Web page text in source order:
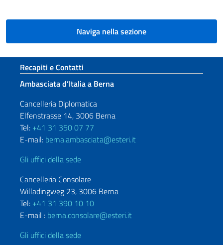
Naviga nella sezione
Sezione footer
Recapiti e Contatti
Ambasciata d’Italia a Berna
Cancelleria Diplomatica
Elfenstrasse 14, 3006 Berna
Tel: +41 31 350 07 77
E-mail: berna.ambasciata@esteri.it
Gli uffici della sede
Cancelleria Consolare
Willadingweg 23, 3006 Berna
Tel: +41 31 390 10 10
E-mail : berna.consolare@esteri.it
Gli uffici della sede